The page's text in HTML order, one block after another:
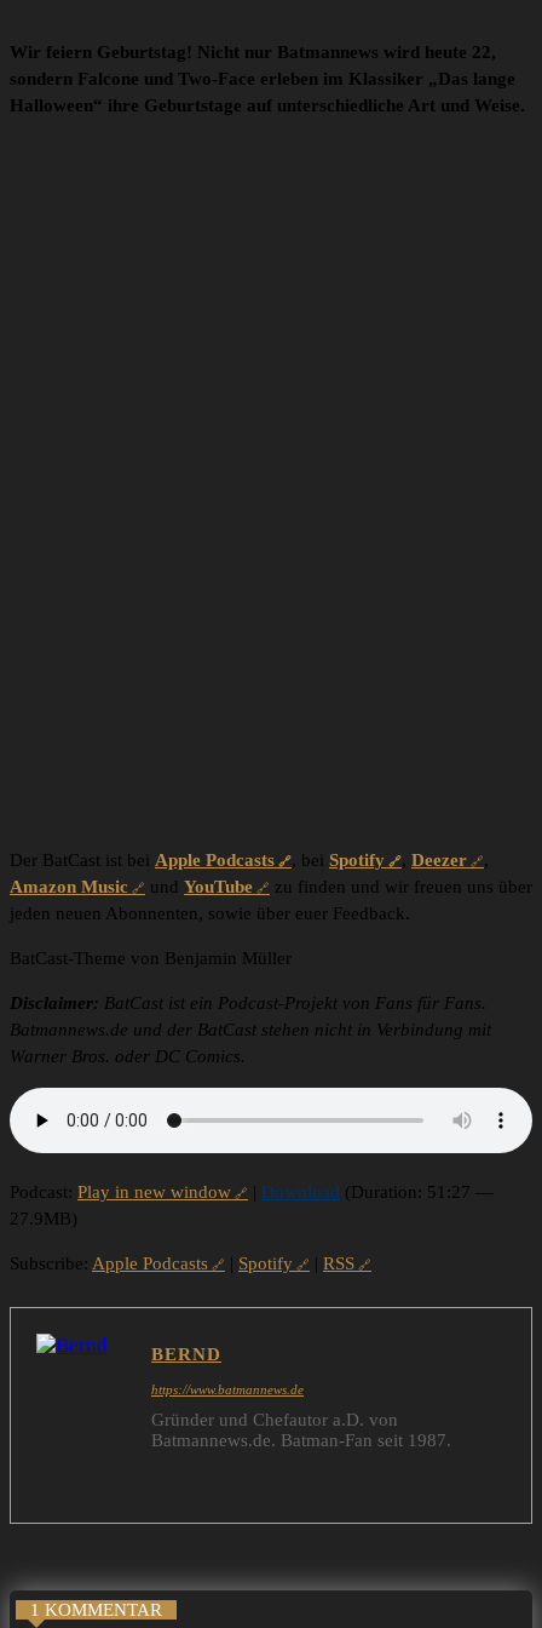
Wir feiern Geburtstag! Nicht nur Batmannews wird heute 22,
sondern Falcone und Two-Face erleben im Klassiker „Das lange
Halloween“ ihre Geburtstage auf unterschiedliche Art und Weise.
Der BatCast ist bei Apple Podcasts , bei Spotify , Deezer
,
Amazon Music
und YouTube
zu finden und wir freuen uns über
jeden neuen Abonnenten, sowie über euer Feedback.
BatCast-Theme von Benjamin Müller
Disclaimer: BatCast ist ein Podcast-Projekt von Fans für Fans.
Batmannews.de und der BatCast stehen nicht in Verbindung mit
Warner Bros. oder DC Comics.
Podcast: Play in new window | Download (Duration: 51:27 —
27.9MB)
Subscribe: Apple Podcasts | Spotify | RSS
BERND
https://www.batmannews.de
Gründer und Chefautor a.D. von
Batmannews.de. Batman-Fan seit 1987.
1 KOMMENTAR